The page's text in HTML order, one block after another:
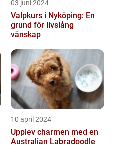
03 juni 2024
Valpkurs i Nyköping: En
grund för livslång
vänskap
10 april 2024
Upplev charmen med en
Australian Labradoodle